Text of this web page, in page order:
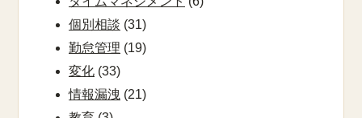
個別相談 (31)
勤怠管理 (19)
変化 (33)
情報漏洩 (21)